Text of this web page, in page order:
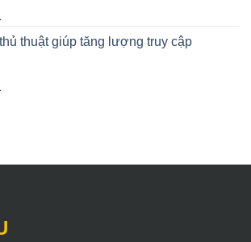
thủ thuật giúp tăng lượng truy cập